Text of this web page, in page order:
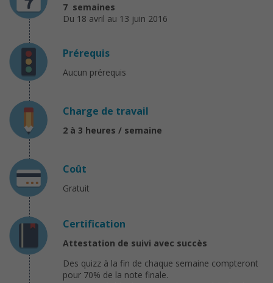
7 semaines
Du 18 avril au 13 juin 2016
Prérequis
Aucun prérequis
Charge de travail
2 à 3 heures / semaine
Coût
Gratuit
Certification
Attestation de suivi avec succès
Des quizz à la fin de chaque semaine compteront
pour 70% de la note finale.